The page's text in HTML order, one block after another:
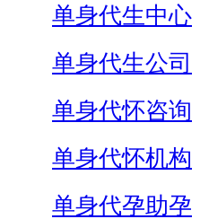
单身代生中心
单身代生公司
单身代怀咨询
单身代怀机构
单身代孕助孕